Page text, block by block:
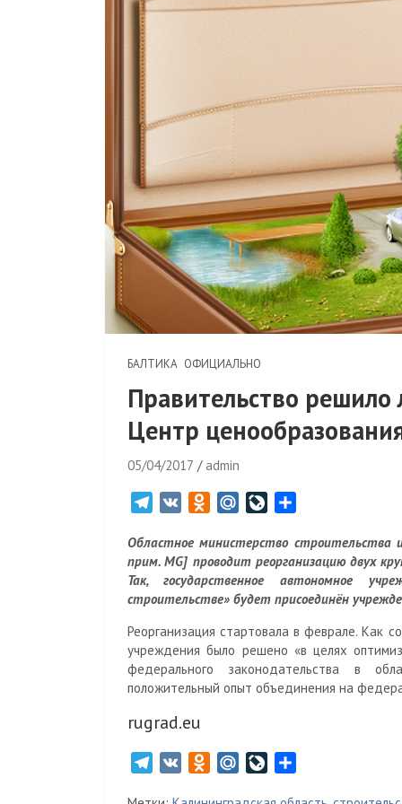
БАЛТИКА ОФИЦИАЛЬНО
Правительство решило
Центр
05/04/2017 admin
l
e
a
m
n
o
k
a
s
s
n
M
i
l
.
R
u
v
e
u
r
n
a
п
р
а
и
т
ь
Областное министерство строительства
прим. MG] проводит реорганизацию двух
Так, государственное автономное
строительстве» будет присоединён
Реорганизация стартовала в феврале. Как
учреждения было решено «в целях
федерального законодательства в
положительный опыт объединения на
rugrad.eu
M